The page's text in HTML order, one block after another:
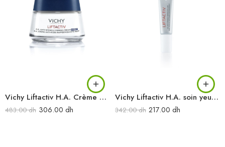
Vichy Liftactiv H.A. Crème de nuit anti-rides raffermissante 50 ml
483.00dh 306.00 dh
Vichy Liftactiv H.A. soin yeux anti-rides raffermissant 15 ml
342.00dh 217.00 dh